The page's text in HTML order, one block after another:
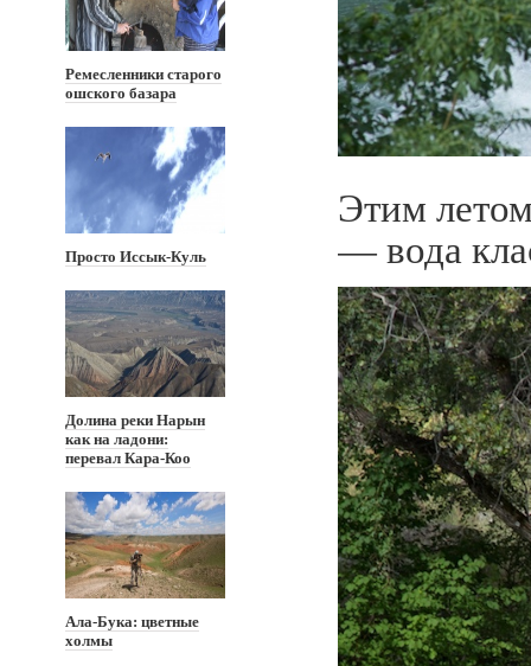
Ремесленники старого
ошского базара
Просто Иссык-Куль
Долина реки Нарын
как на ладони:
перевал Кара-Коо
Ала-Бука: цветные
холмы
Этим
— вода